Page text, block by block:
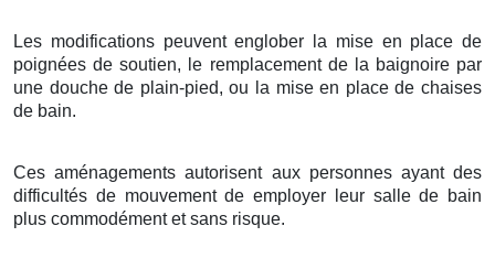
Les modifications peuvent englober la mise en place de
poignées de soutien, le remplacement de la baignoire par
une douche de plain-pied, ou la mise en place de chaises
de bain.
Ces aménagements autorisent aux personnes ayant des
difficultés de mouvement de employer leur salle de bain
plus commodément et sans risque.